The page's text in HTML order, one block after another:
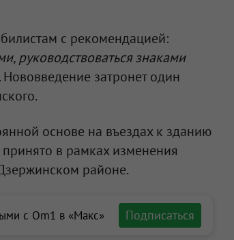
с рекомендацией:
руководствоваться знаками
Нововведение затронет один
основе на въездах к зданию
в рамках изменения
районе.
с Om1 в «Макс» Подписаться